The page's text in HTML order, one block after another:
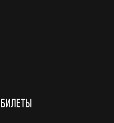
БИЛЕТЫ